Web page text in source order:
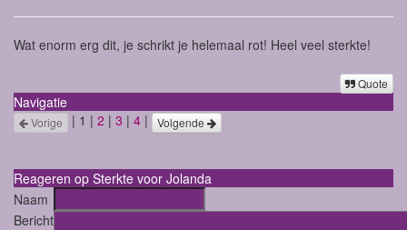
Wat enorm erg dit, je schrikt je helemaal rot! Heel veel sterkte!
Quote
Navigatie
Vorige | 1 | 2 | 3 | 4 | Volgende
Reageren op Sterkte voor Jolanda
Naam
Bericht